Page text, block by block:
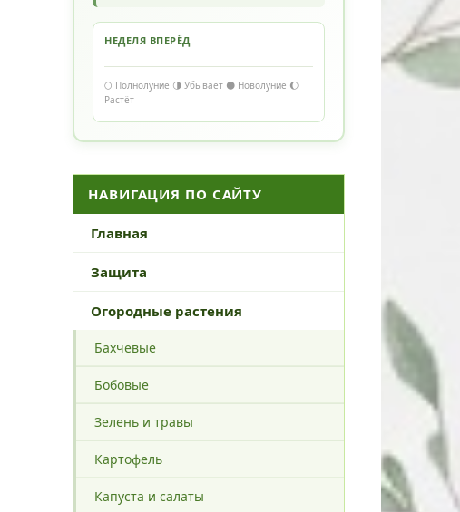
НЕДЕЛЯ ВПЕРЁД
🌕 Полнолуние 🌗 Убывает 🌑 Новолуние 🌔
Растёт
НАВИГАЦИЯ ПО САЙТУ
Главная
Защита
Огородные растения
Бахчевые
Бобовые
Зелень и травы
Картофель
Капуста и салаты